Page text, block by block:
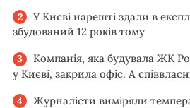
У Києві нарешті здали в
збудований 12 років тому
Компанія, яка будувала ЖК
у Києві, закрила офіс. А
Журналісти виміряли